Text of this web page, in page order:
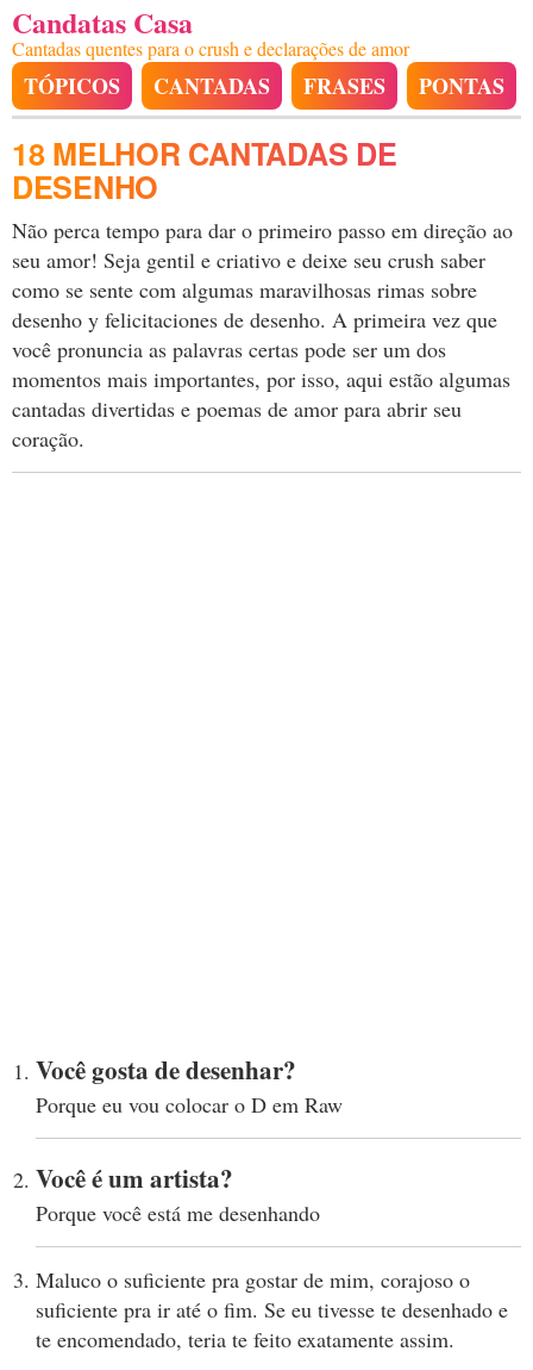
Candatas Casa
Cantadas quentes para o crush e declarações de amor
TÓPICOS CANTADAS FRASES PONTAS
18 MELHOR CANTADAS DE
DESENHO
Não perca tempo para dar o primeiro passo em direção ao
seu amor! Seja gentil e criativo e deixe seu crush saber
como se sente com algumas maravilhosas rimas sobre
desenho y felicitaciones de desenho. A primeira vez que
você pronuncia as palavras certas pode ser um dos
momentos mais importantes, por isso, aqui estão algumas
cantadas divertidas e poemas de amor para abrir seu
coração.
Você gosta de desenhar?
Porque eu vou colocar o D em Raw
Você é um artista?
Porque você está me desenhando
Maluco o suficiente pra gostar de mim, corajoso o
suficiente pra ir até o fim. Se eu tivesse te desenhado e
te encomendado, teria te feito exatamente assim.